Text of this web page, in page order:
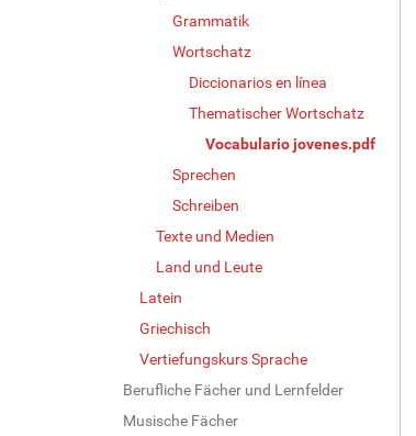
Grammatik
Wortschatz
Diccionarios en línea
Thematischer Wortschatz
Vocabulario jovenes.pdf
Sprechen
Schreiben
Texte und Medien
Land und Leute
Latein
Griechisch
Vertiefungskurs Sprache
Berufliche Fächer und Lernfelder
Musische Fächer